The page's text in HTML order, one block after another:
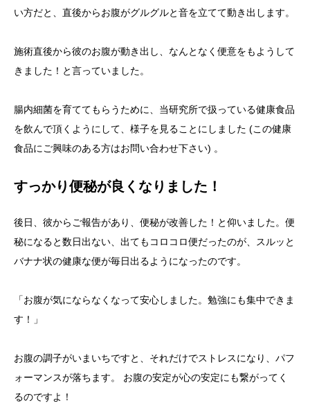
い方だと、直後からお腹がグルグルと音を立てて動き出します。
施術直後から彼のお腹が動き出し、なんとなく便意をもようして
きました！と言っていました。
腸内細菌を育ててもらうために、当研究所で扱っている健康食品
を飲んで頂くようにして、様子を見ることにしました (この健康
食品にご興味のある方はお問い合わせ下さい) 。
すっかり便秘が良くなりました！
後日、彼からご報告があり、便秘が改善した！と仰いました。便
秘になると数日出ない、出てもコロコロ便だったのが、スルッと
バナナ状の健康な便が毎日出るようになったのです。
「お腹が気にならなくなって安心しました。勉強にも集中できま
す！」
お腹の調子がいまいちですと、それだけでストレスになり、パフ
ォーマンスが落ちます。 お腹の安定が心の安定にも繋がってく
るのですよ！